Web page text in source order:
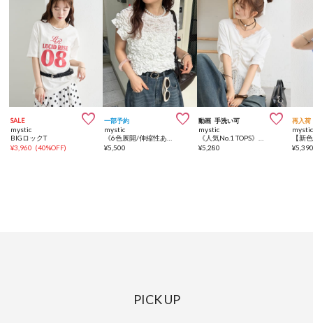
SALE 
mystic
BIGロックT
¥3,960 (40%OFF)
一部予約 
mystic
¥5,500
動画 手洗い可 
mystic
¥5,280
再入荷
mystic
¥
PICK UP